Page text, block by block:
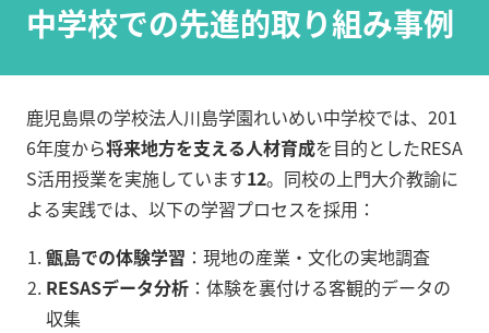
中学校での先進的取り組み事例
鹿児島県の学校法人川島学園れいめい中学校では、201
6年度から将来地方を支える人材育成を目的としたRESA
S活用授業を実施しています12。同校の上門大介教諭に
よる実践では、以下の学習プロセスを採用：
甑島での体験学習 ：現地の産業・文化の実地調査
RESASデータ分析 ：体験を裏付ける客観的データの
収集